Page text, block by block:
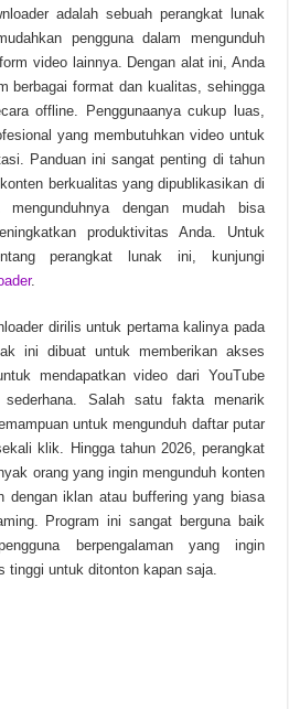
Unduhan Gratis
adalah sebuah perangkat lunak
pengguna dalam mengunduh
video lainnya. Dengan alat ini, Anda
berbagai format dan kualitas, sehingga
offline. Penggunaanya cukup luas,
yang membutuhkan video untuk
Panduan ini sangat penting di tahun
berkualitas yang dipublikasikan di
mengunduhnya dengan mudah bisa
produktivitas Anda. Untuk
perangkat lunak ini, kunjungi
.
dirilis untuk pertama kalinya pada
ini dibuat untuk memberikan akses
mendapatkan video dari YouTube
Salah satu fakta menarik
untuk mengunduh daftar putar
klik. Hingga tahun 2026, perangkat
orang yang ingin mengunduh konten
dengan iklan atau buffering yang biasa
Program ini sangat berguna baik
berpengalaman yang ingin
tinggi untuk ditonton kapan saja.